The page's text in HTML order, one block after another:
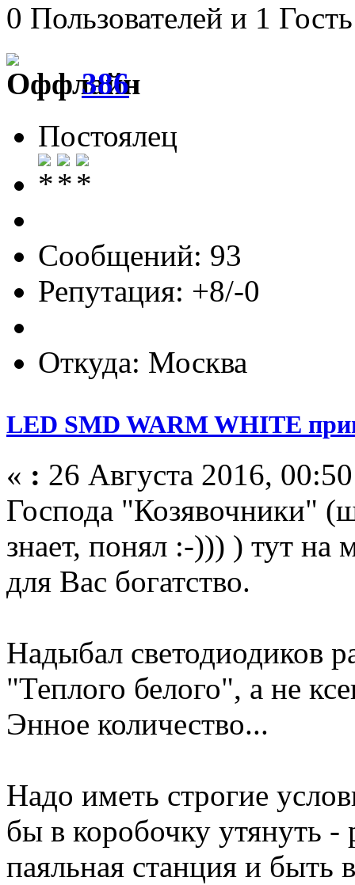
0 Пользователей и 1
386
Постоялец
Сообщений: 93
Репутация: +8/-0
Откуда: Москва
LED SMD WARM WHITE
« : 26 Августа 2016,
Господа "Козявочники"
знает, понял :-))) ) тут на
для Вас богатство.
Надыбал светодиодиков
"Теплого белого", а не
Энное количество...
Надо иметь строгие
бы в коробочку утянуть -
паяльная станция и